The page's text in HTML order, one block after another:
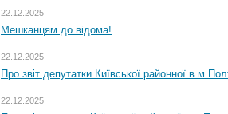
22.12.2025
Мешканцям до відома!
22.12.2025
Про звіт депутатки Київської районної в
22.12.2025